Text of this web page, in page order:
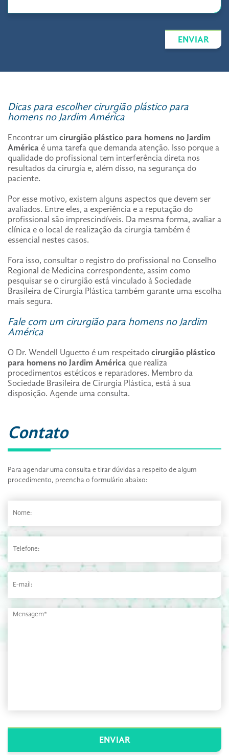
ENVIAR
Dicas para escolher cirurgião plástico para
homens no Jardim América
Encontrar um cirurgião plástico para homens no Jardim
América é uma tarefa que demanda atenção. Isso porque a
qualidade do profissional tem interferência direta nos
resultados da cirurgia e, além disso, na segurança do
paciente.
Por esse motivo, existem alguns aspectos que devem ser
avaliados. Entre eles, a experiência e a reputação do
profissional são imprescindíveis. Da mesma forma, avaliar a
clínica e o local de realização da cirurgia também é
essencial nestes casos.
Fora isso, consultar o registro do profissional no Conselho
Regional de Medicina correspondente, assim como
pesquisar se o cirurgião está vinculado à Sociedade
Brasileira de Cirurgia Plástica também garante uma escolha
mais segura.
Fale com um cirurgião para homens no Jardim
América
O Dr. Wendell Uguetto é um respeitado cirurgião plástico
para homens no Jardim América que realiza
procedimentos estéticos e reparadores. Membro da
Sociedade Brasileira de Cirurgia Plástica, está à sua
disposição. Agende uma consulta.
Contato
Para agendar uma consulta e tirar dúvidas a respeito de algum
procedimento, preencha o formulário abaixo: